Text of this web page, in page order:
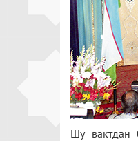
Шу вақтдан